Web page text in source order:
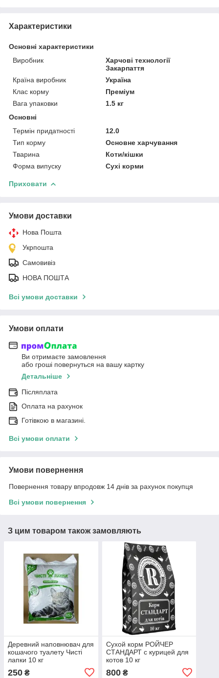
Характеристики
Основні характеристики
Виробник
Харчові технології
Закарпаття
Країна виробник
Україна
Клас корму
Преміум
Вага упаковки
1.5 кг
Основні
Термін придатності
12.0
Тип корму
Основне харчування
Тварина
Коти/кішки
Форма випуску
Сухі корми
Приховати
Умови доставки
Нова Пошта
Укрпошта
Самовивіз
НОВА ПОШТА
Всі умови доставки
Умови оплати
Ви отримаєте замовлення
або гроші повернуться на вашу картку
Детальніше
Післяплата
Оплата на рахунок
Готівкою в магазині.
Всі умови оплати
Умови повернення
Повернення товару впродовж 14 днів за рахунок покупця
Всі умови повернення
З цим товаром також замовляють
Деревний наповнювач для
кошачого туалету Чисті
лапки 10 кг
250 ₴
Сухой корм РОЙЧЕР
СТАНДАРТ с курицей для
котов 10 кг
800₴